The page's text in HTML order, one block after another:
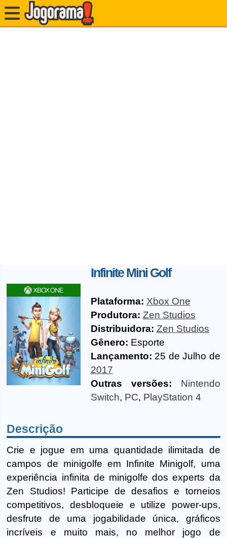
Infinite Mini Golf
Plataforma: Xbox One
Produtora: Zen Studios
Distribuidora: Zen Studios
Gênero: Esporte
Lançamento: 25 de Julho de
2017
Outras versões:
Nintendo
Switch, PC, PlayStation 4
Descrição
Crie e jogue em uma quantidade ilimitada de
campos de minigolfe em Infinite Minigolf, uma
experiência infinita de minigolfe dos experts da
Zen Studios! Participe de desafios e torneios
competitivos, desbloqueie e utilize power-ups,
desfrute de uma jogabilidade única, gráficos
incríveis e muito mais, no melhor jogo de